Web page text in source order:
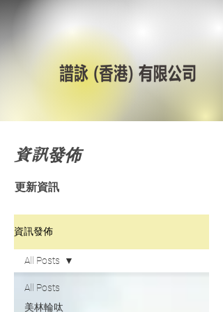
資訊發佈
更新資訊
資訊發佈
All Posts
美林輪呔
All Posts